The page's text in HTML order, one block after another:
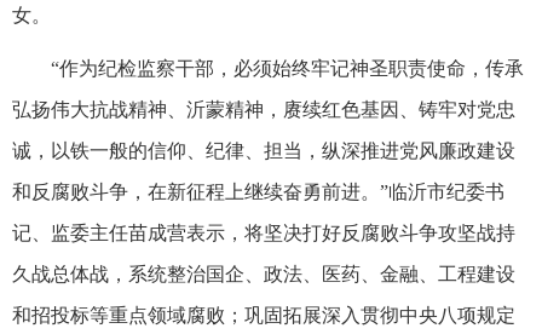
女。
“作为纪检监察干部，必须始终牢记神圣职责使命，传承
弘扬伟大抗战精神、沂蒙精神，赓续红色基因、铸牢对党忠
诚，以铁一般的信仰、纪律、担当，纵深推进党风廉政建设
和反腐败斗争，在新征程上继续奋勇前进。”临沂市纪委书
记、监委主任苗成营表示，将坚决打好反腐败斗争攻坚战持
久战总体战，系统整治国企、政法、医药、金融、工程建设
和招投标等重点领域腐败；巩固拓展深入贯彻中央八项规定